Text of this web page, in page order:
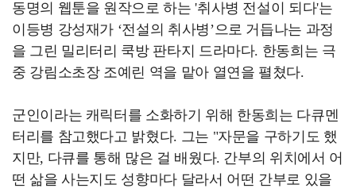
동명의 웹툰을 원작으로 하는 '취사병 전설이 되다'는
이등병 강성재가 ‘전설의 취사병’으로 거듭나는 과정
을 그린 밀리터리 쿡방 판타지 드라마다. 한동희는 극
중 강림소초장 조예린 역을 맡아 열연을 펼쳤다.
군인이라는 캐릭터를 소화하기 위해 한동희는 다큐멘
터리를 참고했다고 밝혔다. 그는 "자문을 구하기도 했
지만, 다큐를 통해 많은 걸 배웠다. 간부의 위치에서 어
떤 삶을 사는지도 성향마다 달라서 어떤 간부로 있을